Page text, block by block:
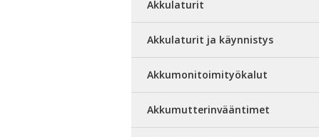
Akkulaturit
Akkulaturit ja käynnistys
Akkumonitoimityökalut
Akkumutterinvääntimet